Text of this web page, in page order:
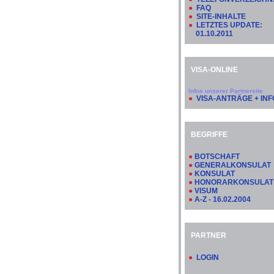
● FAQ
● SITE-INHALTE
● LETZTES UPDATE:
01.10.2011
VISA-ONLINE
Infos unserer Partnersite
● VISA-ANTRÄGE +
BEGRIFFE
● BOTSCHAFT
●GENERALKONSULAT
● KONSULAT
● HONORARKONSULAT
●VISUM
●A-Z - 16.02.2004
PARTNER
● LOGIN